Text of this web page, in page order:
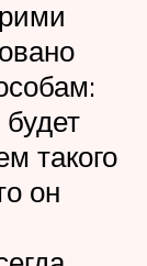
такого
он